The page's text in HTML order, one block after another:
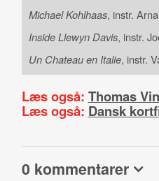
Michael Kohlhaas, instr.
Inside Llewyn Davis, instr.
Un Chateau en Italie, instr.
Læs også: Thomas
Læs også: Dansk
0 kommentarer